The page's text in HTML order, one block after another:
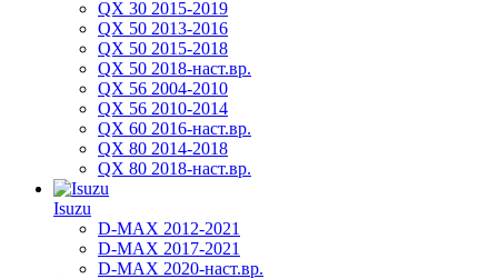
QX 30 2015-2019
QX 50 2013-2016
QX 50 2015-2018
QX 50 2018-наст.вр.
QX 56 2004-2010
QX 56 2010-2014
QX 60 2016-наст.вр.
QX 80 2014-2018
QX 80 2018-наст.вр.
Isuzu
D-MAX 2012-2021
D-MAX 2017-2021
D-MAX 2020-наст.вр.